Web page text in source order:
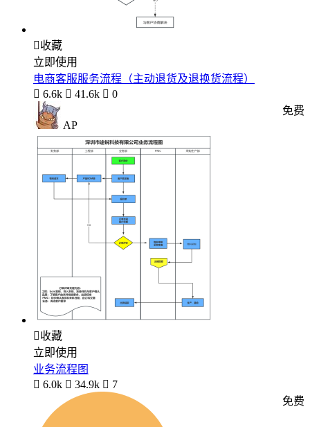
收藏
立即使用
电商客服服务流程（主动退货及退换货流程）
 6.6k  41.6k  0
AP
免费
收藏
立即使用
业务流程图
 6.0k  34.9k  7
免费